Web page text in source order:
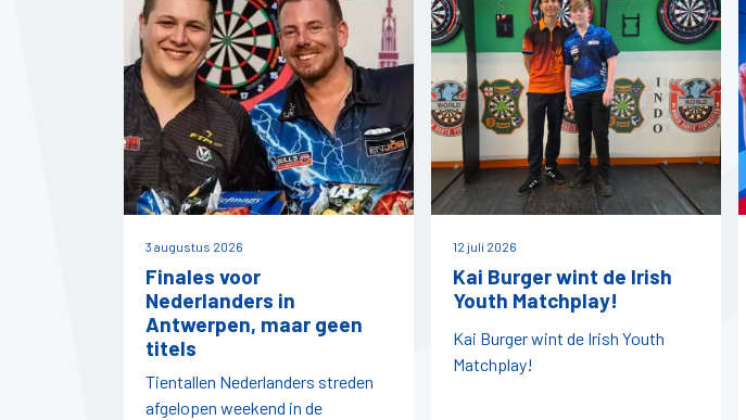
3 augustus 2026
Finales voor
Nederlanders in
Antwerpen, maar geen
titels
Tientallen Nederlanders streden
afgelopen weekend in de
12 juli 2026
Kai Burger wint de Irish
Youth Matchplay!
Kai Burger wint de Irish Youth
Matchplay!